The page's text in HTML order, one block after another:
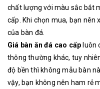
chất lượng với màu sắc bắt
cấp. Khi chọn mua, bạn nên
của bàn đá.
Giá bàn ăn đá cao cấp luôn
thông thường khác, tuy
độ bền thì không mẫu bàn
vậy, bạn không nên ham rẻ